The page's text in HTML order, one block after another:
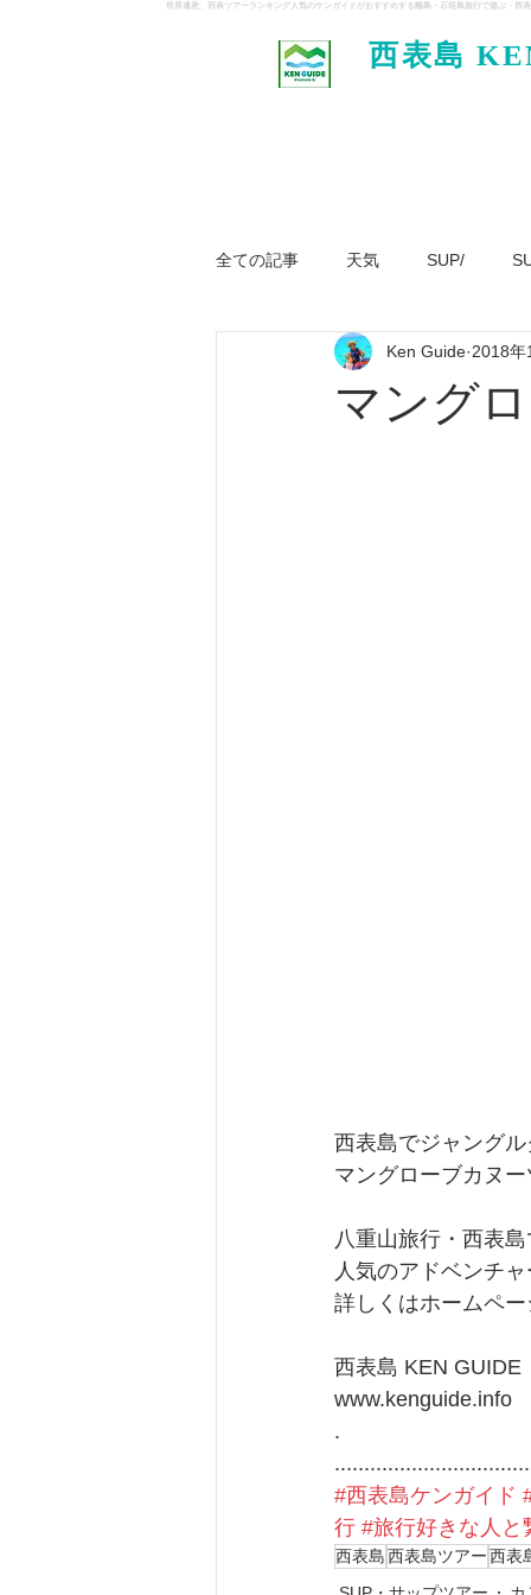
世界遺産、西表ツアーランキング人気のケンガイドがおすすめする離島・石垣島旅行で遊ぶ・
西表島
全ての記事 天気 SUP/
ジャングル大冒険ツアー パナ
マング
Ken Guide 2018年
西表島でジャング
マングローブカヌ
八重山旅行・西表
人気のアドベンチ
詳しくはホームペ
西表島 KEN GUIDE
www.kenguide.info
.
#西表島ケンガイド
行 #旅行好きな人と
西表島西表島ツアー西表